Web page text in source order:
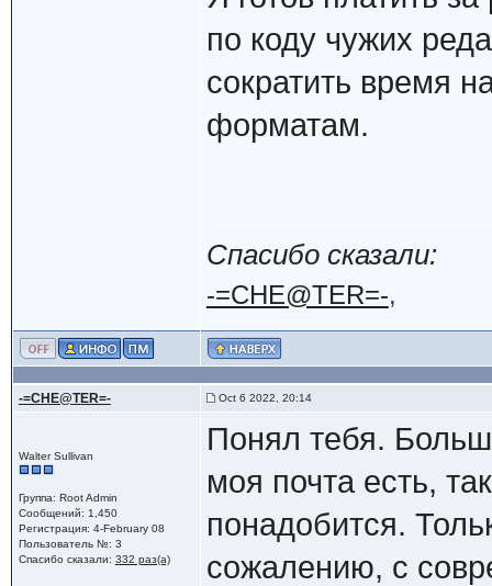
по коду чужих
сократить время
форматам.
Спасибо сказали:
-=CHE@TER=-,
-=CHE@TER=- Oct 6 2022, 20:14
Walter Sullivan
Группа: Root Admin
Сообщений: 1,450
Регистрация: 4-February 08
Пользователь №: 3
Спасибо сказали: 332 раз(а)
Понял тебя.
моя почта есть,
понадобится.
сожалению, с